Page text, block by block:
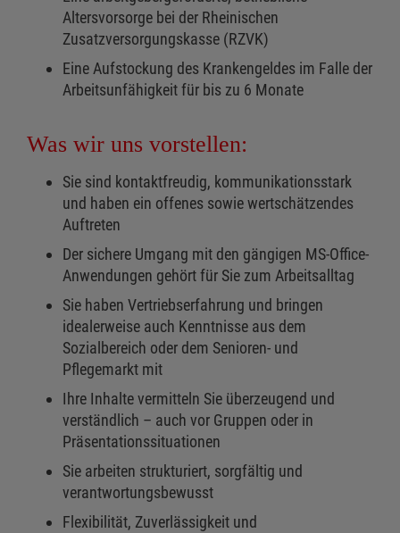
Altersvorsorge bei der Rheinischen
Zusatzversorgungskasse (RZVK)
Eine Aufstockung des Krankengeldes im Falle der
Arbeitsunfähigkeit für bis zu 6 Monate
Was wir uns vorstellen:
Sie sind kontaktfreudig, kommunikationsstark
und haben ein offenes sowie wertschätzendes
Auftreten
Der sichere Umgang mit den gängigen MS-Office-
Anwendungen gehört für Sie zum Arbeitsalltag
Sie haben Vertriebserfahrung und bringen
idealerweise auch Kenntnisse aus dem
Sozialbereich oder dem Senioren- und
Pflegemarkt mit
Ihre Inhalte vermitteln Sie überzeugend und
verständlich – auch vor Gruppen oder in
Präsentationssituationen
Sie arbeiten strukturiert, sorgfältig und
verantwortungsbewusst
Flexibilität, Zuverlässigkeit und